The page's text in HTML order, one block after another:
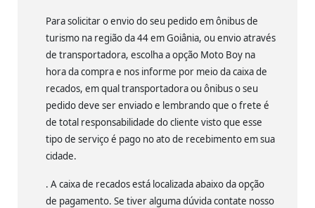
Para solicitar o envio do seu pedido em ônibus de
turismo na região da 44 em Goiânia, ou envio através
de transportadora, escolha a opção Moto Boy na
hora da compra e nos informe por meio da caixa de
recados, em qual transportadora ou ônibus o seu
pedido deve ser enviado e lembrando que o frete é
de total responsabilidade do cliente visto que esse
tipo de serviço é pago no ato de recebimento em sua
cidade.
. A caixa de recados está localizada abaixo da opção
de pagamento. Se tiver alguma dúvida contate nosso